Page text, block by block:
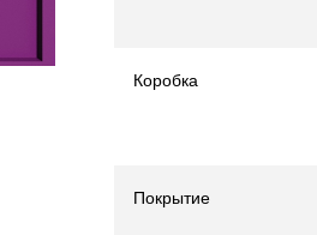
Коробка
Покрытие